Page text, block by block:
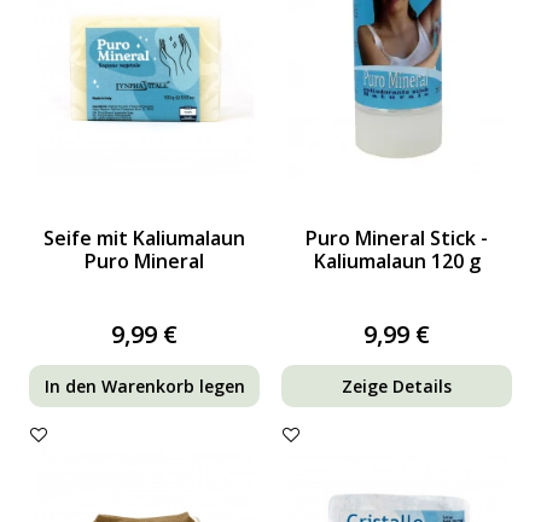
Seife mit Kaliumalaun
Puro Mineral
9,99 €
In den Warenkorb legen
Puro Mineral Stick -
Kaliumalaun 120 g
9,99 €
Zeige Details